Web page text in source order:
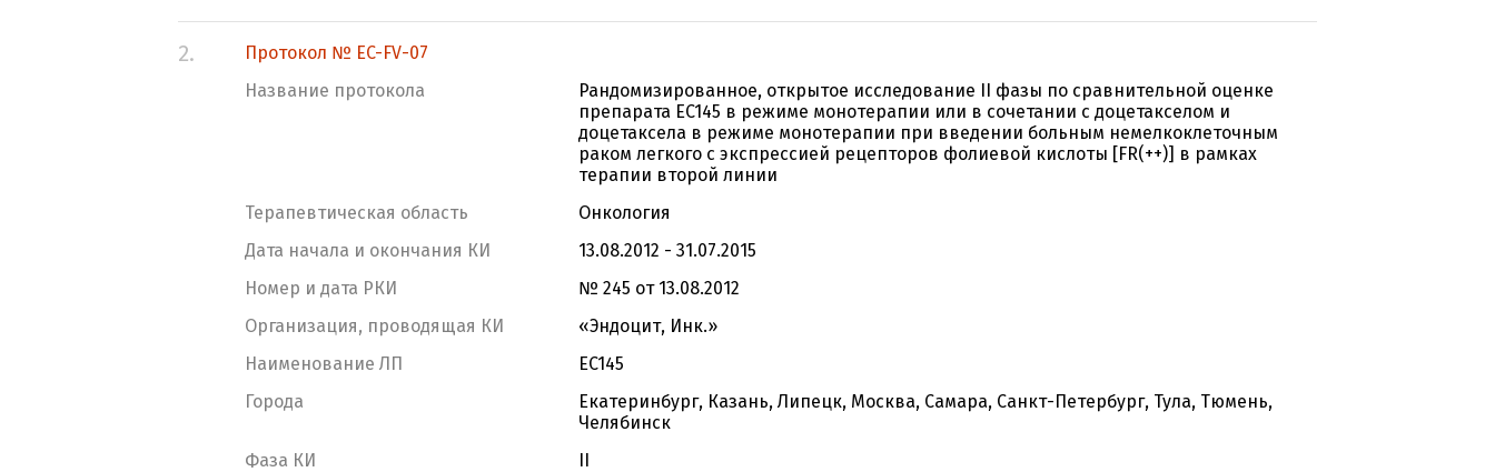
2.
Протокол № EC-FV-07
Название протокола
Рандомизированное, открытое исследование II фазы по сравнительной оценке
препарата EC145 в режиме монотерапии или в сочетании с доцетакселом и
доцетаксела в режиме монотерапии при введении больным немелкоклеточным
раком легкого с экспрессией рецепторов фолиевой кислоты [FR(++)] в рамках
терапии второй линии
Терапевтическая область
Онкология
Дата начала и окончания КИ
13.08.2012 - 31.07.2015
Номер и дата РКИ
№ 245 от 13.08.2012
Организация, проводящая КИ
«Эндоцит, Инк.»
Наименование ЛП
EC145
Города
Екатеринбург, Казань, Липецк, Москва, Самара, Санкт-Петербург, Тула, Тюмень,
Челябинск
Фаза КИ
II